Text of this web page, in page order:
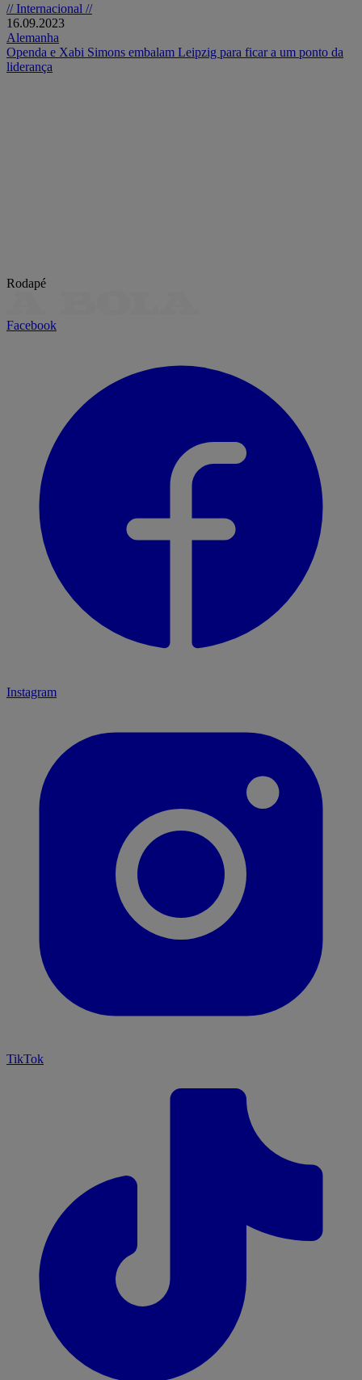
// Internacional //
16.09.2023
Alemanha
Openda e Xabi Simons embalam Leipzig para ficar a um ponto da
liderança
Rodapé
Facebook
Instagram
TikTok